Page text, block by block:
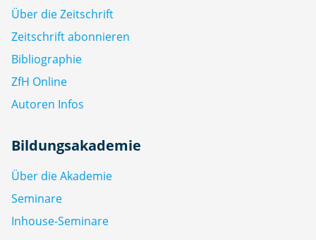
Über die Zeitschrift
Zeitschrift abonnieren
Bibliographie
ZfH Online
Autoren Infos
Bildungsakademie
Über die Akademie
Seminare
Inhouse-Seminare